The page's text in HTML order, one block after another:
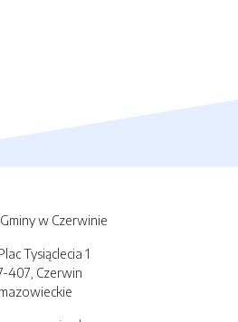
w Czerwinie
Tysiąclecia 1
407, Czerwin
mazowieckie